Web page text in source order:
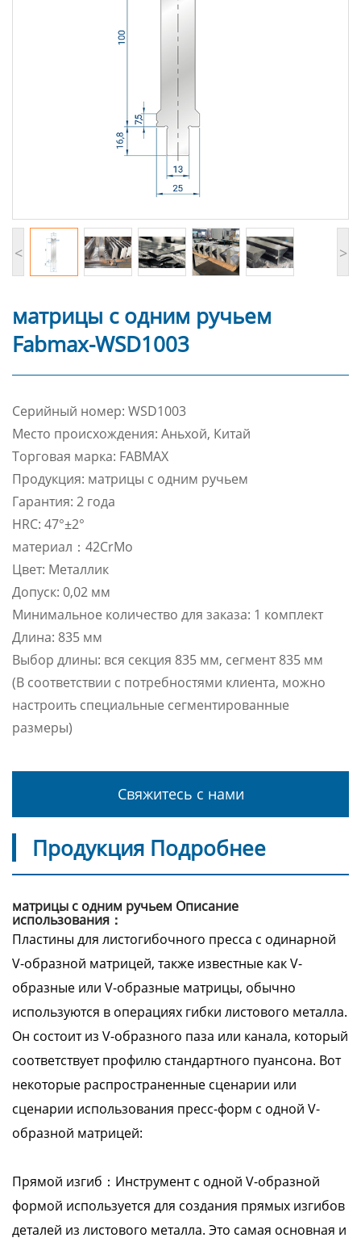
< >
матрицы с одним ручьем
Fabmax-WSD1003
Cерийный номер: WSD1003
Место происхождения: Аньхой, Китай
Торговая марка: FABMAX
Продукция: матрицы с одним ручьем
Гарантия: 2 года
HRC: 47°±2°
материал：42CrMo
Цвет: Металлик
Допуск: 0,02 мм
Минимальное количество для заказа: 1 комплект
Длина: 835 мм
Выбор длины: вся секция 835 мм, сегмент 835 мм
(В соответствии с потребностями клиента, можно
настроить специальные сегментированные
размеры)
Свяжитесь с нами
Продукция Подробнее
матрицы с одним ручьем Описание
использования：
Пластины для листогибочного пресса с одинарной
V-образной матрицей, также известные как V-
образные или V-образные матрицы, обычно
используются в операциях гибки листового металла.
Он состоит из V-образного паза или канала, который
соответствует профилю стандартного пуансона. Вот
некоторые распространенные сценарии или
сценарии использования пресс-форм с одной V-
образной матрицей:
Прямой изгиб：Инструмент с одной V-образной
формой используется для создания прямых изгибов
деталей из листового металла. Это самая основная и